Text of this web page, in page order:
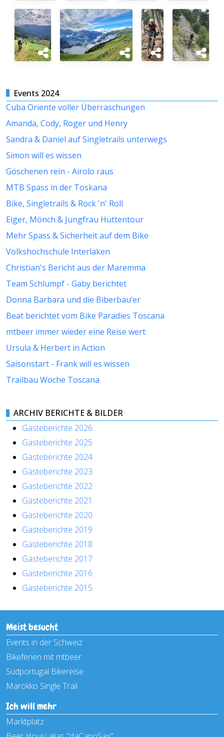
Events 2024
Cuba Oriente voller Überraschungen
Amanda, Cody, Roger und Henry
Sandra & Daniel auf Singletrails unterwegs
Simon will es wissen
Göschenen rein - Airolo raus
MTB Spass in der Toskana
Bike, Singletrails & Rock 'n' Roll
Eiger, Mönch & Jungfrau Hüttentour
Mehr Spass & Sicherheit auf dem Bike
Volkshochschule Interlaken
Christian's Bericht aus der Maremma
Team Schlumpf - Gaby berichtet
Donna Barbara und die Biberbau’er
Beat berichtet vom Bike Paradies Toscana
mtbeer immer wieder eine Reise wert
Ursula & Herbert in Action
Saisonstart - Frank will es wissen
Trailbau Woche Toscana
ARCHIV BERICHTE & BILDER
Gästeberichte 2026
Gästeberichte 2025
Gästeberichte 2024
Gästeberichte 2023
Gästeberichte 2022
Gästeberichte 2021
Gästeberichte 2020
Gästeberichte 2019
Gästeberichte 2018
Gästeberichte 2017
Gästeberichte 2016
Gästeberichte 2015
Meist besucht
Events in der Schweiz
Bikeferien mit mtbeer
Südportugal Bikereise
Marokko Single Trail
Ich will mehr
Marktplatz